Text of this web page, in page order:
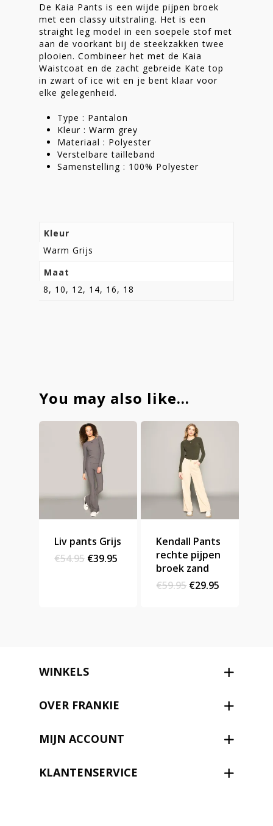
De Kaia Pants is een wijde pijpen broek
met een classy uitstraling. Het is een
straight leg model in een soepele stof met
aan de voorkant bij de steekzakken twee
plooien. Combineer het met de Kaia
Waistcoat en de zacht gebreide Kate top
in zwart of ice wit en je bent klaar voor
elke gelegenheid.
Type : Pantalon
Kleur : Warm grey
Materiaal : Polyester
Verstelbare tailleband
Samenstelling : 100% Polyester
Kleur
Warm Grijs
Maat
8, 10, 12, 14, 16, 18
You may also like…
Liv pants Grijs
€54.95 Original
€39.95
Kendall Pants
rechte pijpen
broek zand
€59.95 Original
€29.95
WINKELS
OVER FRANKIE
MIJN ACCOUNT
KLANTENSERVICE
Nieuwsbrief
Shop